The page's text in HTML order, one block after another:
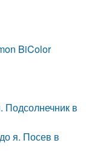
BiColor
Подсолнечник в
я. Посев в